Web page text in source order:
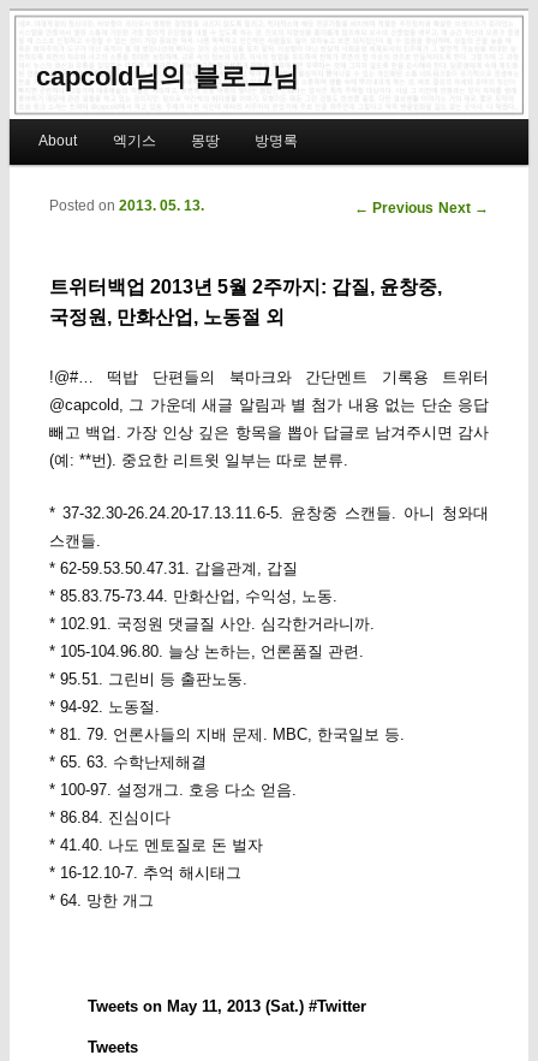
capcold님의 블로그님
Skip to primary content
Skip to secondary content
About 엑기스 몽땅 방명록
Post navigation
← Previous Next →
트위터백업 2013년 5월 2주까지: 갑질, 윤창중,
국정원, 만화산업, 노동절 외
Posted on 2013. 05. 13.
!@#… 떡밥 단편들의 북마크와 간단멘트 기록용 트위터
@capcold, 그 가운데 새글 알림과 별 첨가 내용 없는 단순 응답
빼고 백업. 가장 인상 깊은 항목을 뽑아 답글로 남겨주시면 감사
(예: **번). 중요한 리트윗 일부는 따로 분류.
* 37-32.30-26.24.20-17.13.11.6-5. 윤창중 스캔들. 아니 청와대
스캔들.
* 62-59.53.50.47.31. 갑을관계, 갑질
* 85.83.75-73.44. 만화산업, 수익성, 노동.
* 102.91. 국정원 댓글질 사안. 심각한거라니까.
* 105-104.96.80. 늘상 논하는, 언론품질 관련.
* 95.51. 그린비 등 출판노동.
* 94-92. 노동절.
* 81. 79. 언론사들의 지배 문제. MBC, 한국일보 등.
* 65. 63. 수학난제해결
* 100-97. 설정개그. 호응 다소 얻음.
* 86.84. 진심이다
* 41.40. 나도 멘토질로 돈 벌자
* 16-12.10-7. 추억 해시태그
* 64. 망한 개그
Tweets on May 11, 2013 (Sat.) #Twitter
Tweets